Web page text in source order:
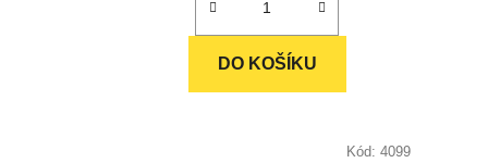
hvězdiček.
DO KOŠÍKU
Kód: 4099